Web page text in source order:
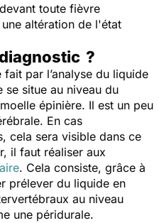
toute fièvre
altération de l'état
?
par l’analyse du liquide
situe au niveau du
épinière. Il est un peu
En cas
cela sera visible dans ce
il faut réaliser aux
. Cela consiste, grâce à
prélever du liquide en
au niveau
une péridurale.